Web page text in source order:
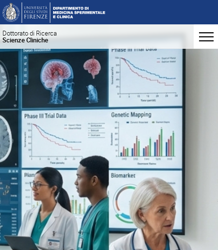
Dottorato di Ricerca
Scienze Cliniche